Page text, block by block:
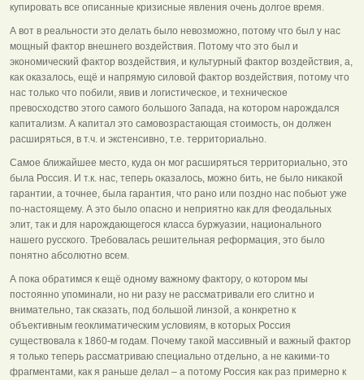
купировать все описанные кризисные явления очень долгое время.
А вот в реальности это делать было невозможно, потому что был у нас
мощный фактор внешнего воздействия. Потому что это был и
экономический фактор воздействия, и культурный фактор воздействия, а,
как оказалось, ещё и напрямую силовой фактор воздействия, потому что
нас только что побили, явив и логистическое, и техническое
превосходство этого самого большого Запада, на котором нарождался
капитализм. А капитал это самовозрастающая стоимость, он должен
расширяться, в т.ч. и экстенсивно, т.е. территориально.
Самое ближайшее место, куда он мог расширяться территориально, это
была Россия. И т.к. нас, теперь оказалось, можно бить, не было никакой
гарантии, а точнее, была гарантия, что рано или поздно нас побьют уже
по-настоящему. А это было опасно и неприятно как для феодальных
элит, так и для нарождающегося класса буржуазии, национального
нашего русского. Требовалась решительная реформация, это было
понятно абсолютно всем.
А пока обратимся к ещё одному важному фактору, о котором мы
постоянно упоминали, но ни разу не рассматривали его слитно и
внимательно, так сказать, под большой линзой, а конкретно к
объективным геоклиматическим условиям, в которых Россия
существовала к 1860-м годам. Почему такой массивный и важный фактор
я только теперь рассматриваю специально отдельно, а не какими-то
фрагментами, как я раньше делал – а потому Россия как раз примерно к